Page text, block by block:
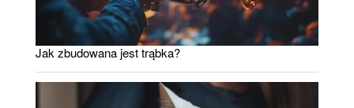
Jak zbudowana jest trąbka?